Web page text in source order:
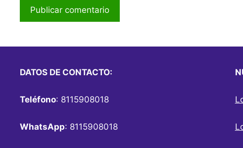
DATOS DE CONTACTO:
Teléfono: 8115908018
WhatsApp: 8115908018